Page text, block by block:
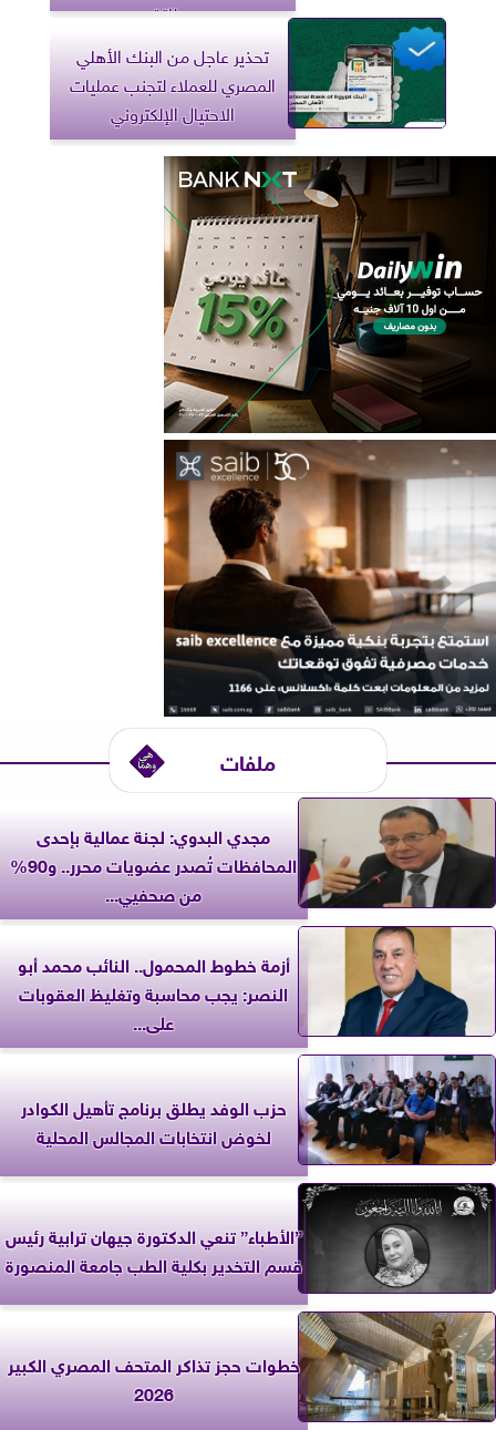
موعد للتقديم
تحذير عاجل من البنك الأهلي
المصري للعملاء لتجنب عمليات
الاحتيال الإلكتروني
ملفات
مجدي البدوي: لجنة عمالية بإحدى
المحافظات تُصدر عضويات محرر.. و90%
من صحفيي...
أزمة خطوط المحمول.. النائب محمد أبو
النصر: يجب محاسبة وتغليظ العقوبات
على...
حزب الوفد يطلق برنامج تأهيل الكوادر
لخوض انتخابات المجالس المحلية
”الأطباء” تنعي الدكتورة جيهان ترابية رئيس
قسم التخدير بكلية الطب جامعة المنصورة
خطوات حجز تذاكر المتحف المصري الكبير
2026